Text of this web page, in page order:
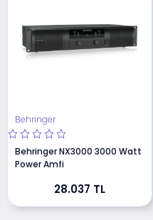
Behringer
Behringer NX3000 3000 Watt
Power Amfi
28.037 TL